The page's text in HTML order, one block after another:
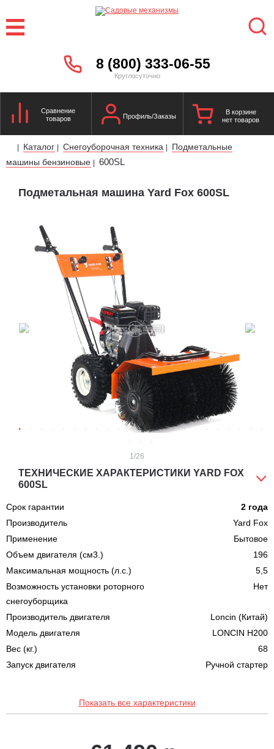
8 (800) 333-06-55
Круглосуточно
Сравнение
товаров
Профиль/Заказы
В корзине
нет товаров
| Каталог | Снегоуборочная техника |
Подметальные
машины бензиновые | 600SL
Подметальная машина Yard Fox 600SL
1 /26
ТЕХНИЧЕСКИЕ ХАРАКТЕРИСТИКИ YARD FOX
600SL
Срок гарантии
2 года
Производитель
Yard Fox
Применение
Бытовое
Объем двигателя (см3.)
196
Максимальная мощность (л.с.)
5,5
Возможность установки роторного
снегоуборщика
Нет
Производитель двигателя
Loncin (Китай)
Модель двигателя
LONCIN H200
Вес (кг.)
68
Запуск двигателя
Ручной стартер
Показать все характеристики